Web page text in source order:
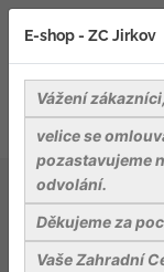
Dekorace a
Aranžovací
E-shop - ZC Jirkov
Vážení zákazníci,
velice se
pozastavujeme
odvolání.
Děkujeme za
Vaše Zahradní